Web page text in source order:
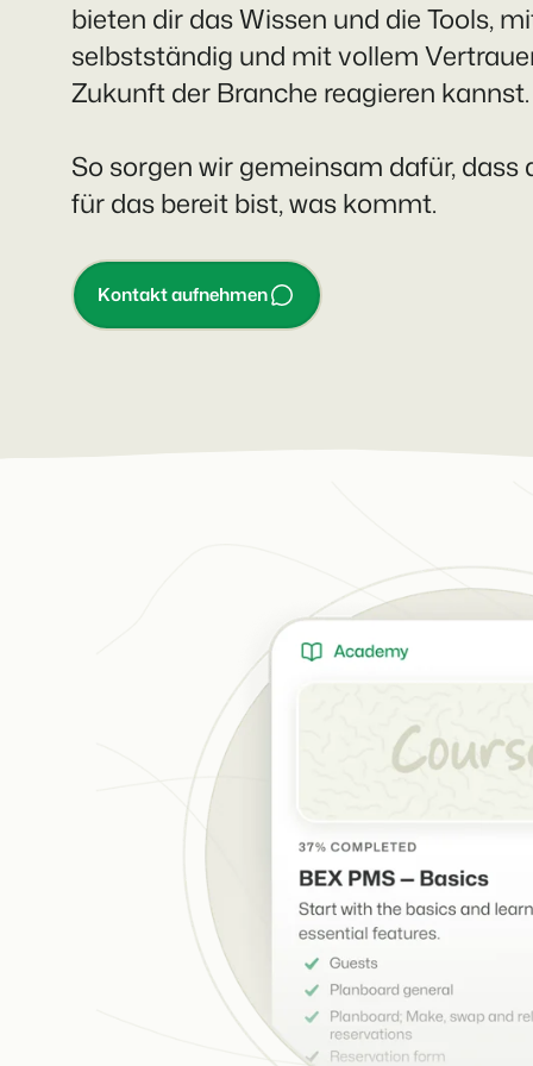
Bist du bereit für den
nächsten Schritt?
Du hast bereits eine
Website? Binde sie ein!
Ketten und eigenständige
Marken
Kontakt aufnehmen Demo anfragen
Das sagen unsere Nutzer.
Demo anfragen
bieten dir das Wissen und die Tools,
selbstständig und mit vollem
Zukunft der Branche reagieren kannst.
So sorgen wir gemeinsam dafür, dass
für das bereit bist, was kommt.
Kontakt aufnehmen